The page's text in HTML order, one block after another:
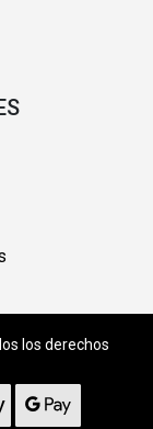
los derechos